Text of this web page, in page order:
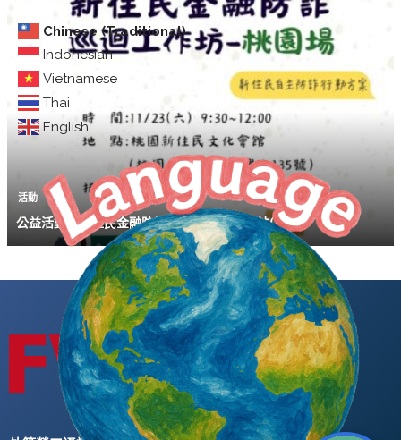
Chinese (Traditional)
Indonesian
Vietnamese
Thai
English
活動
公益活動｜新住民金融防詐巡迴工作坊 桃園站(11/23)